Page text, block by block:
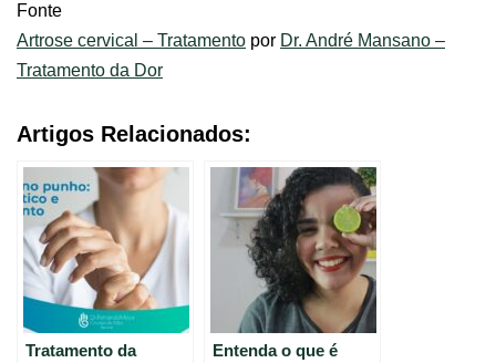
Fonte
Artrose cervical – Tratamento por Dr. André Mansano –
Tratamento da Dor
Artigos Relacionados:
Tratamento da
Entenda o que é